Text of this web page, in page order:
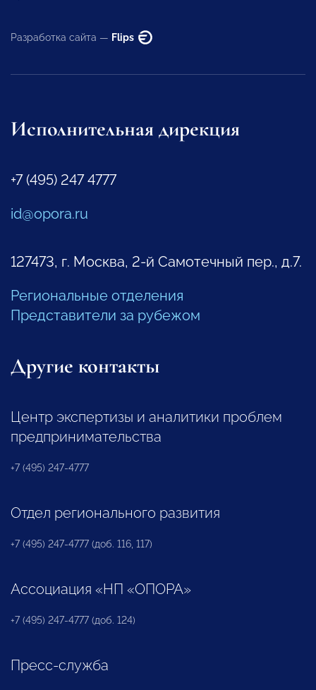
Разработка сайта — Flips
Исполнительная дирекция
+7 (495) 247 4777
id@opora.ru
127473, г. Москва, 2-й Самотечный пер., д.7.
Региональные отделения
Представители за рубежом
Другие контакты
Центр экспертизы и аналитики проблем
предпринимательства
+7 (495) 247-4777
Отдел регионального развития
+7 (495) 247-4777 (доб. 116, 117)
Ассоциация «НП «ОПОРА»
+7 (495) 247-4777 (доб. 124)
Пресс-служба